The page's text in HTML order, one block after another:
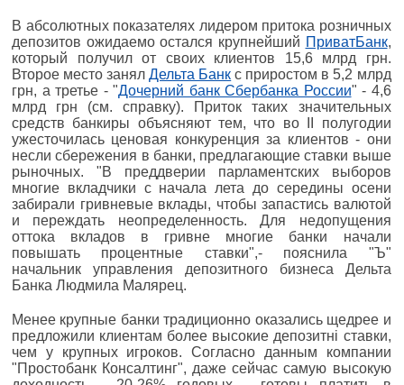
В абсолютных показателях лидером притока розничных
депозитов ожидаемо остался крупнейший ПриватБанк,
который получил от своих клиентов 15,6 млрд грн.
Второе место занялДельта Банк с приростом в 5,2 млрд
грн, а третье - "Дочерний банк Сбербанка России" - 4,6
млрд грн (см. справку). Приток таких значительных
средств банкиры объясняют тем, что во II полугодии
ужесточилась ценовая конкуренция за клиентов - они
несли сбережения в банки, предлагающие ставки выше
рыночных. "В преддверии парламентских выборов
многие вкладчики с начала лета до середины осени
забирали гривневые вклады, чтобы запастись валютой
и переждать неопределенность. Для недопущения
оттока вкладов в гривне многие банки начали
повышать процентные ставки",- пояснила "Ъ"
начальник управления депозитного бизнеса Дельта
Банка Людмила Малярец.
Менее крупные банки традиционно оказались щедрее и
предложили клиентам более высокие депозитні ставки,
чем у крупных игроков. Согласно данным компании
"Простобанк Консалтинг", даже сейчас самую высокую